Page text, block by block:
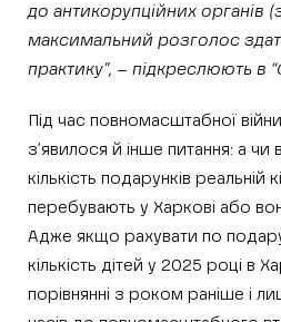
до антикорупційних органів
максимальний розголос
практику”, – підкреслюють в
Під час повномасштабної
з’явилося й інше питання: а чи
кількість подарунків реальній
перебувають у Харкові або
Адже якщо рахувати по
кількість дітей у 2025 році в
порівнянні з роком раніше і